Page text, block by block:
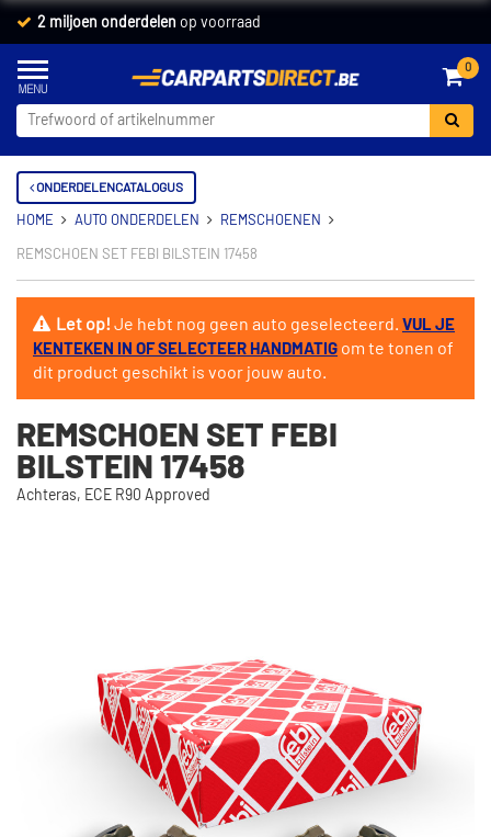
2 miljoen onderdelen op voorraad
0
ONDERDELENCATALOGUS
HOME AUTO ONDERDELEN REMSCHOENEN
REMSCHOEN SET FEBI BILSTEIN 17458
Let op!Je hebt nog geen auto geselecteerd. VUL JE
KENTEKEN IN OF SELECTEER HANDMATIG om te tonen of
dit product geschikt is voor jouw auto.
REMSCHOEN SET FEBI
BILSTEIN 17458
Achteras, ECE R90 Approved